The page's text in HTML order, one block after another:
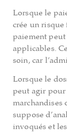
Lorsque le
crée un risque
paiement peut
applicables.
soin, car
Lorsque le
peut agir pour
marchandises
suppose
invoqués et